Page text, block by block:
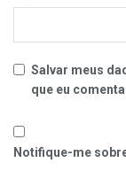
Salvar meus
que eu
Notifique-me